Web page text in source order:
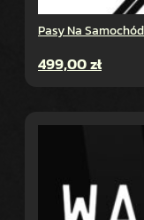
Pasy Na Samochód
499,00zł